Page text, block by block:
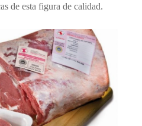
de esta figura de calidad.